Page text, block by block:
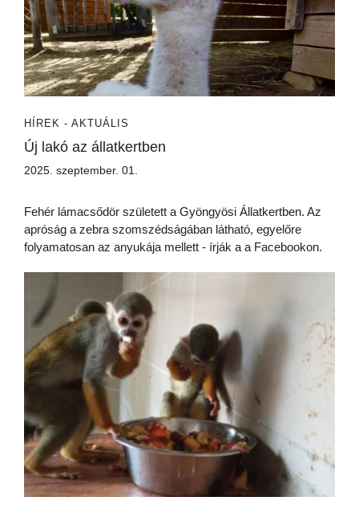
HÍREK - AKTUÁLIS
Új lakó az állatkertben
2025. szeptember. 01.
Fehér lámacsődör született a Gyöngyösi Állatkertben. Az
apróság a zebra szomszédságában látható, egyelőre
folyamatosan az anyukája mellett - írják a a Facebookon.